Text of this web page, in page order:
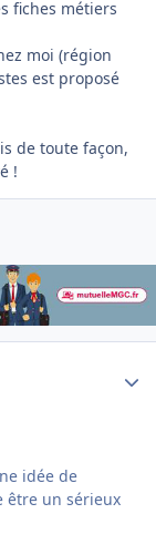
fiches métiers
moi (région
est proposé
de toute façon,
!
idée de
être un sérieux